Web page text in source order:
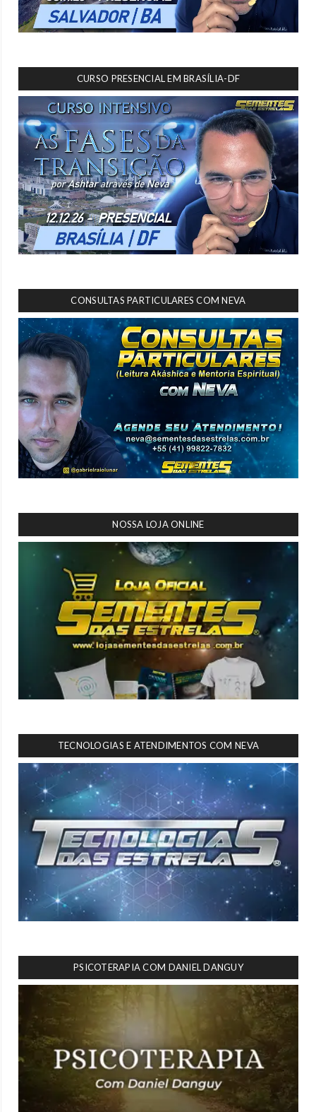
CURSO PRESENCIAL EM BRASÍLIA-DF
CONSULTAS PARTICULARES COM NEVA
NOSSA LOJA ONLINE
TECNOLOGIAS E ATENDIMENTOS COM NEVA
PSICOTERAPIA COM DANIEL DANGUY